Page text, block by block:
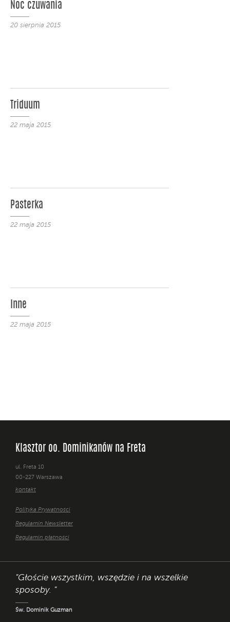
Noc czuwania
20 sierpnia 2015
Triduum
22 maja 2015
Pasterka
22 maja 2015
Inne
22 maja 2015
Klasztor oo. Dominikanów na Freta
ul. Freta 10
00-227 Warszawa
kontakt
Polityka Prywatności
Regulamin Newsletter
Regulamin płatności
"Głoście wszystkim, wszędzie i na wszelkie
sposoby. "
Św. Dominik Guzman